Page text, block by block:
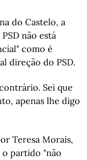
do Castelo, a
não está
como é
direção do PSD.
Sei que
apenas lhe digo
Teresa Morais,
partido "não